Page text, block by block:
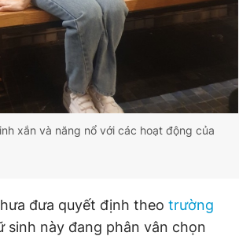
xắn và năng nổ với các hoạt động của
đưa quyết định theo trường
sinh này đang phân vân chọn